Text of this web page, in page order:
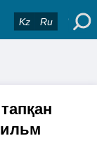
Kz Ru